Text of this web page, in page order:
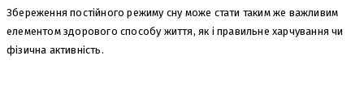
Збереження постійного режиму сну може стати таким же важливим
елементом здорового способу життя, як і правильне харчування чи
фізична активність.